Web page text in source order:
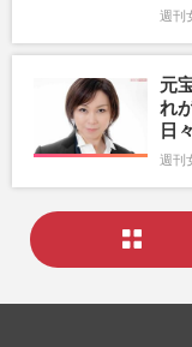
週刊
元
れ
日
週刊